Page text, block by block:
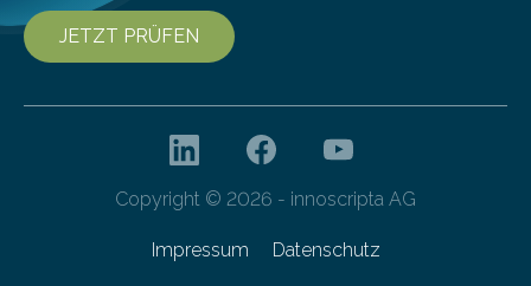
JETZT PRÜFEN
Copyright © 2026 - innoscripta AG
Impressum Datenschutz